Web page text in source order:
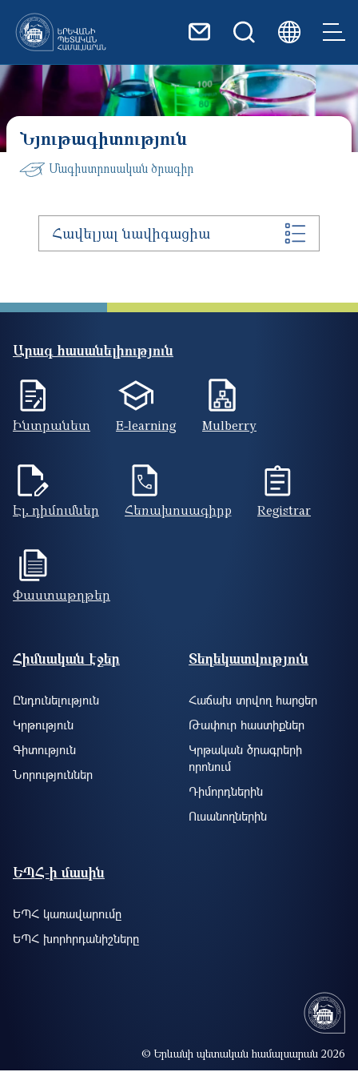
Նյութագիտություն
Մագիստրոսական ծրագիր
Հավելյալ նավիգացիա
Արագ հասանելիություն
Ինտրանետ E-learning Mulberry
Էլ. դիմումներ Հեռախոսագիրք Registrar
Փաստաթղթեր
Footer site information
Հիմնական էջեր
Ընդունելություն
Կրթություն
Գիտություն
Նորություններ
Տեղեկատվություն
Հաճախ տրվող հարցեր
Թափուր հաստիքներ
Կրթական ծրագրերի
որոնում
Դիմորդներին
Ուսանողներին
ԵՊՀ-ի մասին
ԵՊՀ կառավարումը
ԵՊՀ խորհրդանիշները
© Երևանի պետական համալսարան 2026